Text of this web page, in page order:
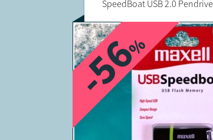
SpeedBoat USB 2.0 Pendrive
-56
%